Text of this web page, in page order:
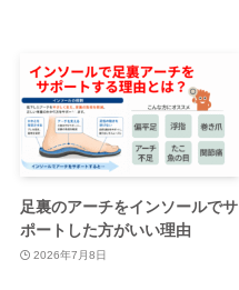
足裏のアーチをインソールでサ
ポートした方がいい理由
2026年7月8日